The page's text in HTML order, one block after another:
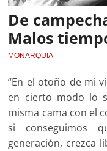
De
Malos
MONARQUIA
“En el otoño de mi
en cierto modo lo
misma cama con el
si conseguimos
generación, crezca